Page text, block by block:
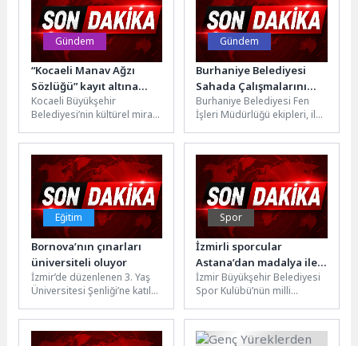
Gündem
“Kocaeli Manav Ağzı
Sözlüğü” kayıt altına
alınacak
Kocaeli Büyükşehir
Belediyesi’nin kültürel miras
hayata geçirdiği “Kocaeli
Manav Ağzı Sözlüğü
Projesi’nde” saha...
Gündem
Burhaniye Belediyesi
Sahada Çalışmalarını
Sürdürüyor
Burhaniye Belediyesi Fen
İşleri Müdürlüğü ekipleri, ilçe
yol düzenleme çalışmalarını
aralıksız...
Eğitim
Bornova’nın çınarları
üniversiteli oluyor
İzmir’de düzenlenen 3. Yaş
Üniversitesi Şenliği’ne katılan
Yaş Alma Merkezi" ile
kurduğu...
Spor
İzmirli sporcular
Astana’dan madalya ile
döndü
İzmir Büyükşehir Belediyesi
Spor Kulübü’nün milli
ve Zehra Gürbüz,
Kazakistan’ın Astana